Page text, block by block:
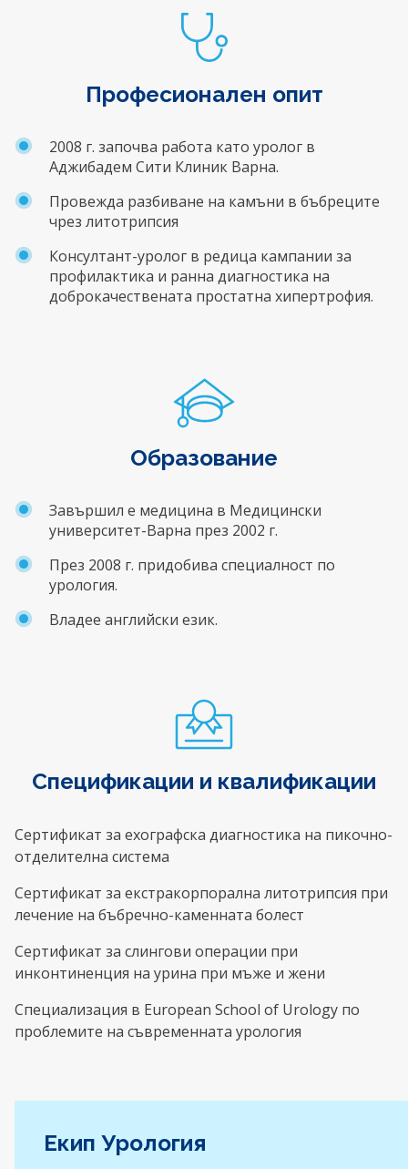
Професионален опит
2008 г. започва работа като уролог в
Аджибадем Сити Клиник Варна.
Провежда разбиване на камъни в бъбреците
чрез литотрипсия
Консултант-уролог в редица кампании за
профилактика и ранна диагностика на
доброкачествената простатна хипертрофия.
Образование
Завършил е медицина в Медицински
университет-Варна през 2002 г.
През 2008 г. придобива специалност по
урология.
Владее английски език.
Спецификации и квалификации
Сертификат за ехографска диагностика на пикочно-
отделителна система
Сертификат за екстракорпорална литотрипсия при
лечение на бъбречно-каменната болест
Сертификат за слингови операции при
инконтиненция на урина при мъже и жени
Специализация в European School of Urology по
проблемите на съвременната урология
Екип Урология